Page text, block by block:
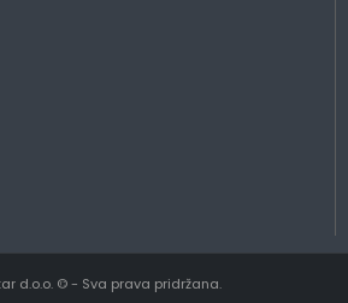
d.o.o. © - Sva prava pridržana.